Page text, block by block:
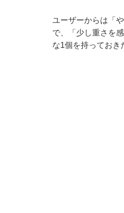
ユーザーからは「
で、「少し重さを
な1個を持っておき